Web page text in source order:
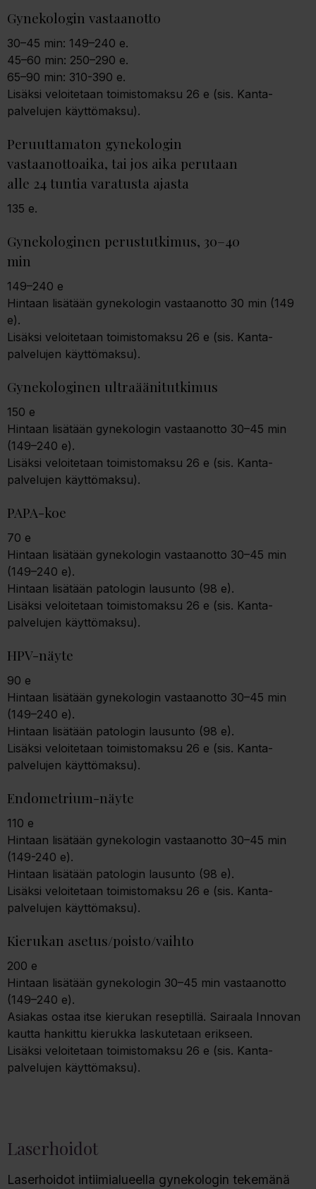
Gynekologin vastaanotto
30–45 min: 149–240 e.
45–60 min: 250–290 e.
65–90 min: 310-390 e.
Lisäksi veloitetaan toimistomaksu 26 e (sis. Kanta-
palvelujen käyttömaksu).
Peruuttamaton gynekologin
vastaanottoaika, tai jos aika perutaan
alle 24 tuntia varatusta ajasta
135 e.
Gynekologinen perustutkimus, 30–40
min
149–240 e
Hintaan lisätään gynekologin vastaanotto 30 min (149
e).
Lisäksi veloitetaan toimistomaksu 26 e (sis. Kanta-
palvelujen käyttömaksu).
Gynekologinen ultraäänitutkimus
150 e
Hintaan lisätään gynekologin vastaanotto 30–45 min
(149–240 e).
Lisäksi veloitetaan toimistomaksu 26 e (sis. Kanta-
palvelujen käyttömaksu).
PAPA-koe
70 e
Hintaan lisätään gynekologin vastaanotto 30–45 min
(149–240 e).
Hintaan lisätään patologin lausunto (98 e).
Lisäksi veloitetaan toimistomaksu 26 e (sis. Kanta-
palvelujen käyttömaksu).
HPV-näyte
90 e
Hintaan lisätään gynekologin vastaanotto 30–45 min
(149–240 e).
Hintaan lisätään patologin lausunto (98 e).
Lisäksi veloitetaan toimistomaksu 26 e (sis. Kanta-
palvelujen käyttömaksu).
Endometrium-näyte
110 e
Hintaan lisätään gynekologin vastaanotto 30–45 min
(149-240 e).
Hintaan lisätään patologin lausunto (98 e).
Lisäksi veloitetaan toimistomaksu 26 e (sis. Kanta-
palvelujen käyttömaksu).
Kierukan asetus/poisto/vaihto
200 e
Hintaan lisätään gynekologin 30–45 min vastaanotto
(149–240 e).
Asiakas ostaa itse kierukan reseptillä. Sairaala Innovan
kautta hankittu kierukka laskutetaan erikseen.
Lisäksi veloitetaan toimistomaksu 26 e (sis. Kanta-
palvelujen käyttömaksu).
Laserhoidot
Laserhoidot intiimialueella gynekologin tekemänä